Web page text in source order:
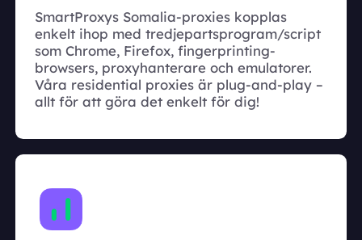
SmartProxys Somalia-proxies kopplas
enkelt ihop med tredjepartsprogram/script
som Chrome, Firefox, fingerprinting-
browsers, proxyhanterare och emulatorer.
Våra residential proxies är plug-and-play –
allt för att göra det enkelt för dig!